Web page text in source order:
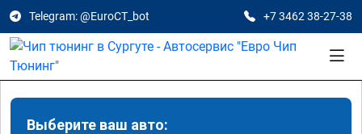
Telegram: @EuroCT_bot +7 3462 38-27-38
Выберите ваш авто: